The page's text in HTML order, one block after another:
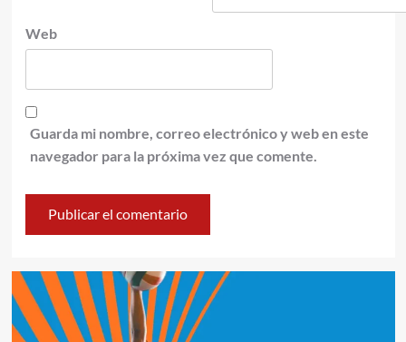
Web
Guarda mi nombre, correo electrónico y web en este
navegador para la próxima vez que comente.